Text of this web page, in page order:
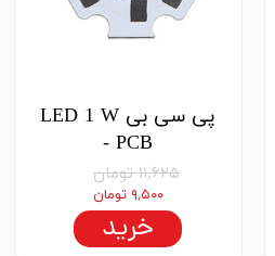
پی سی بی LED 1 W
- PCB
۱۱,۶۲۵ تومان
۹,۵۰۰ تومان
خرید